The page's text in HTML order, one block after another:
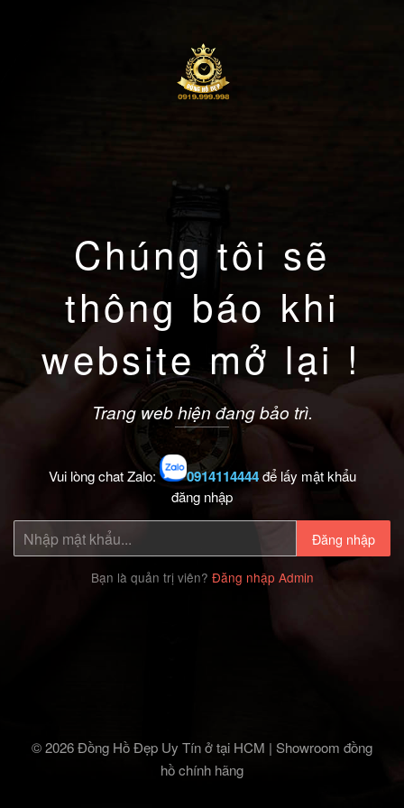
Chúng tôi sẽ
thông báo khi
website mở lại !
Trang web hiện đang bảo trì.
Vui lòng chat Zalo: 0914114444để lấy mật khẩu
đăng nhập
Đăng nhập
Bạn là quản trị viên? Đăng nhập Admin
© 2026 Đồng Hồ Đẹp Uy Tín ở tại HCM | Showroom đồng
hồ chính hãng‎